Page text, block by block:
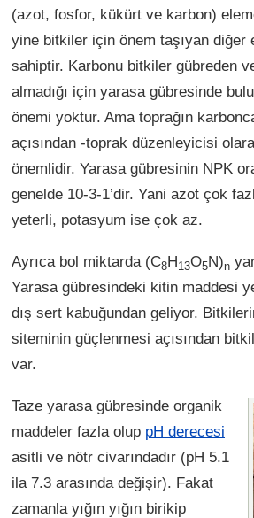
(azot, fosfor, kükürt ve karbon)
yine bitkiler için önem taşıyan diğer
sahiptir. Karbonu bitkiler gübreden
almadığı için yarasa gübresinde
önemi yoktur. Ama toprağın
açısından -toprak düzenleyicisi
önemlidir. Yarasa gübresinin NPK
genelde 10-3-1’dir. Yani azot çok
yeterli, potasyum ise çok az.
Ayrıca bol miktarda (C8H13O5N)n
Yarasa gübresindeki kitin maddesi
dış sert kabuğundan geliyor.
siteminin güçlenmesi açısından
var.
Taze yarasa gübresinde organik
maddeler fazla olup pH derecesi
asitli ve nötr civarındadır (pH 5.1
ila 7.3 arasında değişir). Fakat
zamanla yığın yığın birikip